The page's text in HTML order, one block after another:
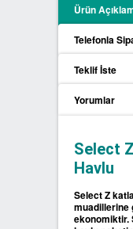
PİL
SIFIR
SIFIR
SIFIR
Ürün
Telefonla
Teklif İste
Yorumlar
Select
Havlu
Select Z
muadillerine
ekonomiktir.